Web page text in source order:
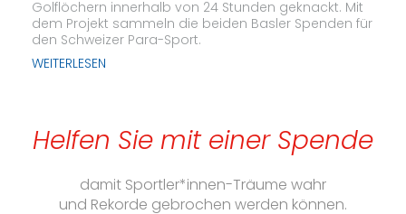
Golflöchern innerhalb von 24 Stunden geknackt. Mit
dem Projekt sammeln die beiden Basler Spenden für
den Schweizer Para-Sport.
WEITERLESEN
Helfen Sie mit einer Spende
damit Sportler*innen-Träume wahr
und Rekorde gebrochen werden können.